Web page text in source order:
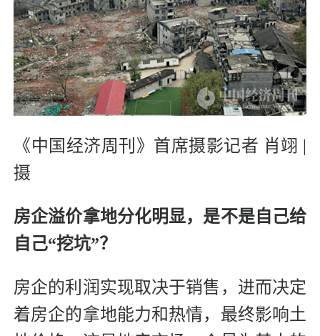
《中国经济周刊》首席摄影记者 肖翊 |
摄
房企溢价拿地分化明显， 是不是自己给
自己“挖坑”？
房企的利润实现取决于销售，进而决定
着房企的拿地能力和热情，最终影响土